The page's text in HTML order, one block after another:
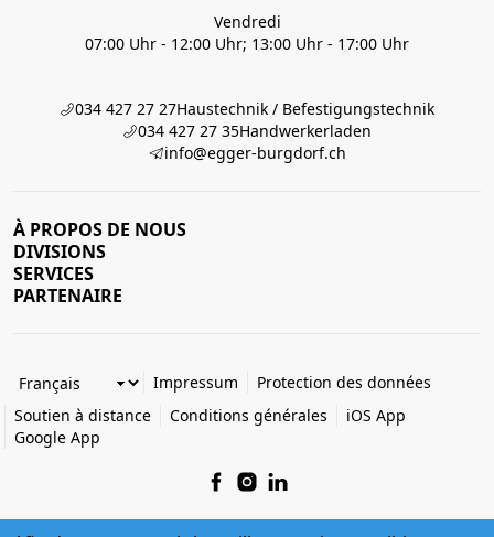
Vendredi
07:00 Uhr - 12:00 Uhr; 13:00 Uhr - 17:00 Uhr
034 427 27 27Haustechnik / Befestigungstechnik
034 427 27 35Handwerkerladen
info@egger-burgdorf.ch
À PROPOS DE NOUS
DIVISIONS
SERVICES
PARTENAIRE
Impressum
Protection des données
Soutien à distance
Conditions générales
iOS App
Google App